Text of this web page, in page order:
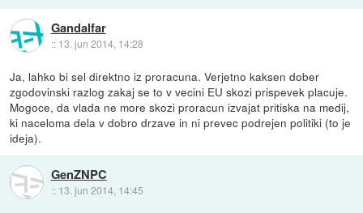
Gandalfar
:: 13. jun 2014, 14:28
Ja, lahko bi sel direktno iz proracuna. Verjetno kaksen dober
zgodovinski razlog zakaj se to v vecini EU skozi prispevek placuje.
Mogoce, da vlada ne more skozi proracun izvajat pritiska na medij,
ki naceloma dela v dobro drzave in ni prevec podrejen politiki (to je
ideja).
GenZNPC
:: 13. jun 2014, 14:45